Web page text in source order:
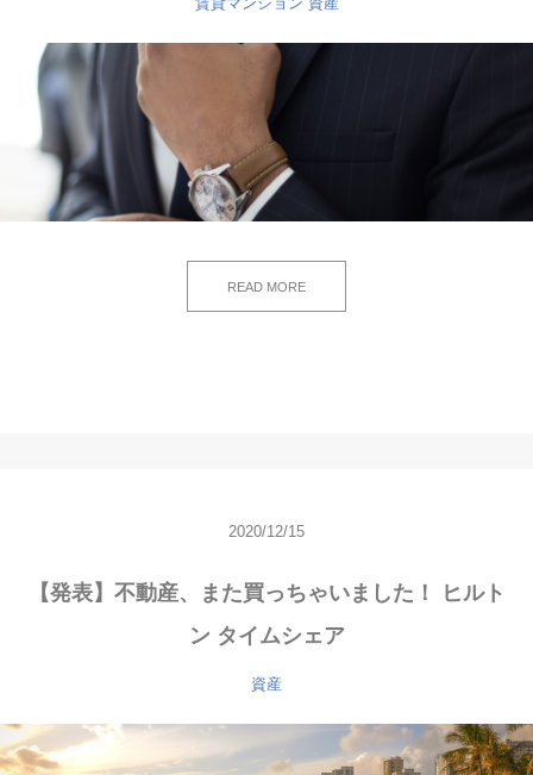
READ MORE
2020/12/15
【発表】不動産、また買っちゃいました！ ヒルト
ン タイムシェア
資産